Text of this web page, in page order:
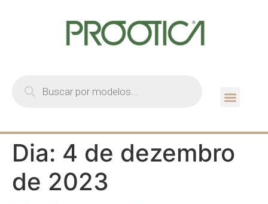
Dia: 4 de dezembro
de 2023